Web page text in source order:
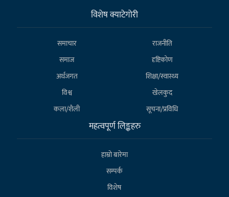
विशेष क्याटेगाेरी
समाचार
राजनीति
समाज
दृष्टिकोण
अर्थजगत
शिक्षा/स्वास्थ्य
विश्व
खेलकुद
कला/शैली
सूचना/प्रविधि
महत्वपूर्ण लिङ्कहरु
हाम्राे बारेमा
सम्पर्क
विशेष